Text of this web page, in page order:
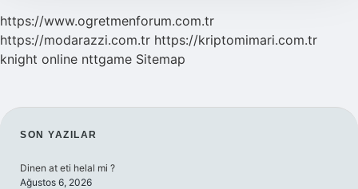
https://www.ogretmenforum.com.tr
https://modarazzi.com.tr https://kriptomimari.com.tr
knight online nttgame Sitemap
SIDEBAR
SON YAZILAR
Dinen at eti helal mi ?
Ağustos 6, 2026